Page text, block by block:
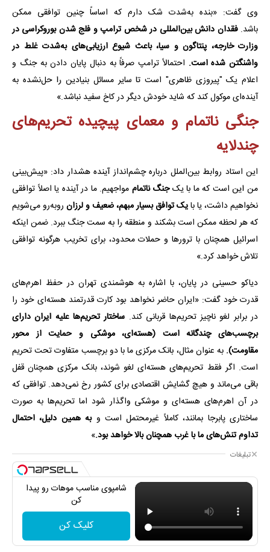
وی گفت: «بنده به‌شدت شک دارم که اساساً چنین توافقی ممکن
باشد.فقدان دانش بین‌المللی در شخص ترامپ و فلج شدن بوروکراسی در
وزارت خارجه، پنتاگون و سیا، باعث شیوع ارزیابی‌های به‌شدت غلط در
واشنگتن شده است. احتمالاً ترامپ صرفاً به دنبال پایان دادن به جنگ و
اعلام یک "پیروزی ظاهری" است تا سایر مسائل بنیادین را حل‌نشده به
آینده‌ای موکول کند که شاید خودش دیگر در کاخ سفید نباشد.»
جنگی ناتمام و معمای پیچیده تحریم‌های
چندلایه
این استاد روابط بین‌الملل درباره چشم‌انداز آینده هشدار داد: «پیش‌بینی
من این است که ما با یکجنگ ناتمام مواجهیم. ما در آینده یا اصلاً توافقی
نخواهیم داشت، یا بایک توافق بسیار مبهم، ضعیف و لرزان روبه‌رو می‌شویم
که هر لحظه ممکن است بشکند و منطقه را به سمت جنگ ببرد. ضمن اینکه
اسرائیل همچنان با ترورها و حملات محدود، برای تخریب هرگونه توافقی
تلاش خواهد کرد.»
دیاکو حسینی در پایان، با اشاره به هوشمندی تهران در حفظ اهرم‌های
قدرت خود گفت: «ایران حاضر نخواهد بود کارت قدرتمند هسته‌ای خود را
در برابر لغو ناچیز تحریم‌ها قربانی کند.ساختار تحریم‌ها علیه ایران دارای
برچسب‌های چندگانه است (هسته‌ای، موشکی و حمایت از محور
مقاومت). به عنوان مثال، بانک مرکزی ما با دو برچسب متفاوت تحت تحریم
است. اگر فقط تحریم‌های هسته‌ای لغو شوند، بانک مرکزی همچنان قفل
باقی می‌ماند و هیچ گشایش اقتصادی برای کشور رخ نمی‌دهد. توافقی که
در آن اهرم‌های هسته‌ای و موشکی واگذار شود اما تحریم‌ها به صورت
ساختاری پابرجا بمانند، کاملاً غیرمحتمل است وبه همین دلیل، احتمال
تداوم تنش‌های ما با غرب همچنان بالا خواهد بود.»
تبلیغات
شامپوی مناسب موهات رو پیدا
کن
کلیک کن